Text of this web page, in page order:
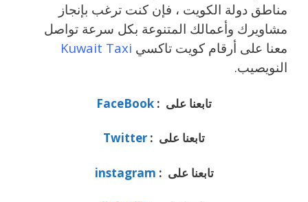
مناطق دولة الكويت ، فإن كنت ترغب بإنجاز
مشاويرك وأعمالك المتنوعة بكل سرعة تواصل
معنا على أرقام كويت تاكسي Kuwait Taxi
النويصيب.
تابعنا على : FaceBook
تابعنا على : Twitter
تابعنا على : instagram